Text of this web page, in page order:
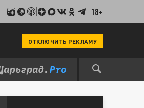
18+
ОТКЛЮЧИТЬ РЕКЛАМУ